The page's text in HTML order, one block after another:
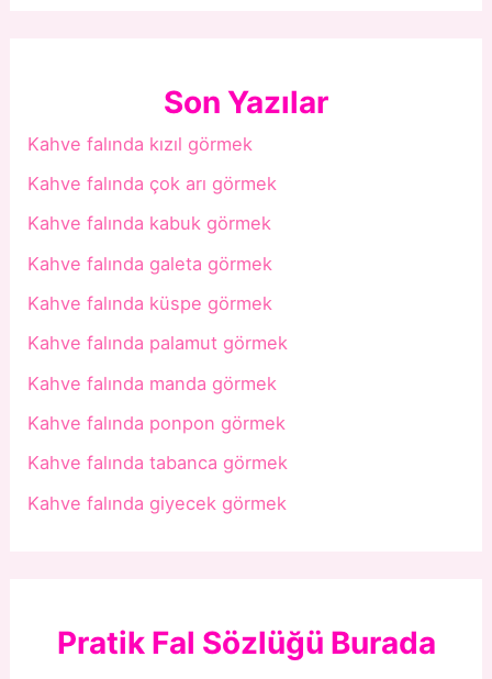
Son Yazılar
Kahve falında kızıl görmek
Kahve falında çok arı görmek
Kahve falında kabuk görmek
Kahve falında galeta görmek
Kahve falında küspe görmek
Kahve falında palamut görmek
Kahve falında manda görmek
Kahve falında ponpon görmek
Kahve falında tabanca görmek
Kahve falında giyecek görmek
Pratik Fal Sözlüğü Burada